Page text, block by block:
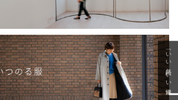
「いい年齢 いい洋服」